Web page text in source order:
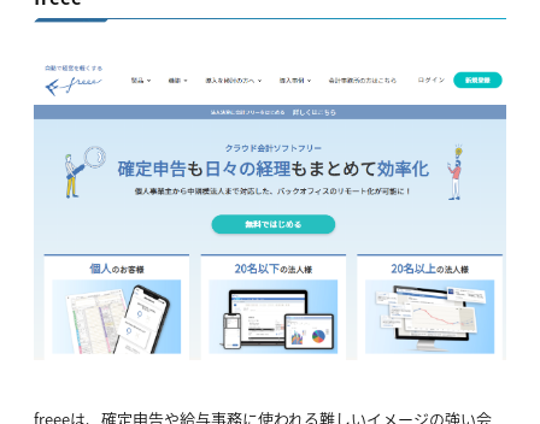
freeeは、確定申告や給与事務に使われる難しいイメージの強い会